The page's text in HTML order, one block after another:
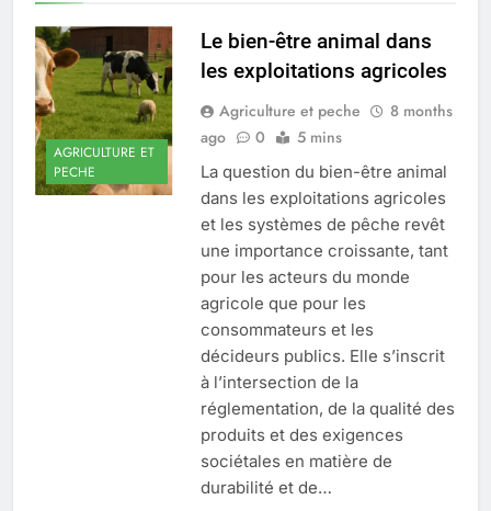
AGRICULTURE ET
PECHE
Le bien-être animal dans
les exploitations agricoles
Agriculture et peche
8 months
ago
0 5 mins
La question du bien-être animal
dans les exploitations agricoles
et les systèmes de pêche revêt
une importance croissante, tant
pour les acteurs du monde
agricole que pour les
consommateurs et les
décideurs publics. Elle s’inscrit
à l’intersection de la
réglementation, de la qualité des
produits et des exigences
sociétales en matière de
durabilité et de…